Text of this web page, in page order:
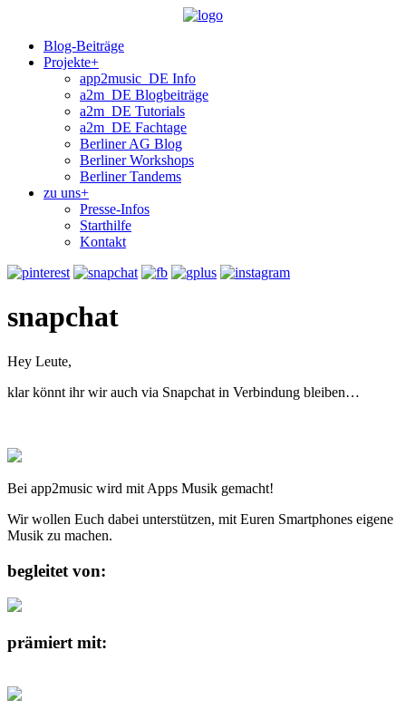
Blog-Beiträge
Projekte+
app2music_DE Info
a2m_DE Blogbeiträge
a2m_DE Tutorials
a2m_DE Fachtage
Berliner AG Blog
Berliner Workshops
Berliner Tandems
zu uns+
Presse-Infos
Starthilfe
Kontakt
snapchat
Hey Leute,
klar könnt ihr wir auch via Snapchat in Verbindung bleiben…
Bei app2music wird mit Apps Musik gemacht!
Wir wollen Euch dabei unterstützen, mit Euren Smartphones eigene
Musik zu machen.
begleitet von:
prämiert mit: